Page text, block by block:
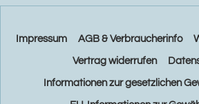
Impressum AGB & Verbraucherinfo
Vertrag widerrufen
Informationen zur gesetzlichen